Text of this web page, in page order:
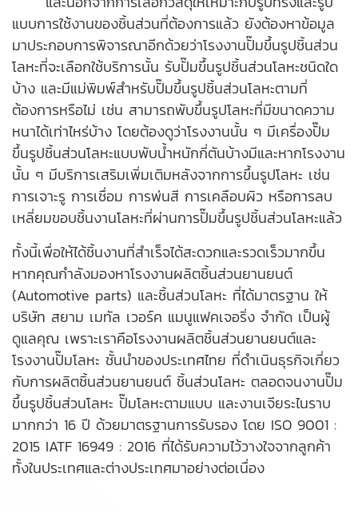
แบบการใช้งานของชิ้นส่วนที่ต้องการแล้ว ยังต้องหาข้อมูล
มาประกอบการพิจารณาอีกด้วยว่าโรงงานปั๊มขึ้นรูปชิ้นส่วน
โลหะที่จะเลือกใช้บริการนั้น รับปั๊มขึ้นรูปชิ้นส่วนโลหะชนิดใด
บ้าง และมีแม่พิมพ์สำหรับปั๊มขึ้นรูปชิ้นส่วนโลหะตามที่
ต้องการหรือไม่ เช่น สามารถพับขึ้นรูปโลหะที่มีขนาดความ
หนาได้เท่าไหร่บ้าง โดยต้องดูว่าโรงงานนั้น ๆ มีเครื่องปั๊ม
ขึ้นรูปชิ้นส่วนโลหะแบบพับน้ำหนักกี่ตันบ้างมีและหากโรงงาน
นั้น ๆ มีบริการเสริมเพิ่มเติมหลังจากการขึ้นรูปโลหะ เช่น
การเจาะรู การเชื่อม การพ่นสี การเคลือบผิว หรือการลบ
เหลี่ยมขอบชิ้นงานโลหะที่ผ่านการปั๊มขึ้นรูปชิ้นส่วนโลหะแล้ว
ทั้งนี้เพื่อให้ได้ชิ้นงานที่สำเร็จได้สะดวกและรวดเร็วมากขึ้น
หากคุณกำลังมองหาโรงงานผลิตชิ้นส่วนยานยนต์
(Automotive parts) และชิ้นส่วนโลหะ ที่ได้มาตรฐาน ให้
บริษัท สยาม เมทัล เวอร์ค แมนูแฟคเจอริ่ง จำกัด เป็นผู้
ดูแลคุณ เพราะเราคือโรงงานผลิตชิ้นส่วนยานยนต์และ
โรงงานปั๊มโลหะ ชั้นนำของประเทศไทย ที่ดำเนินธุรกิจเกี่ยว
กับการผลิตชิ้นส่วนยานยนต์ ชิ้นส่วนโลหะ ตลอดจนงานปั๊ม
ขึ้นรูปชิ้นส่วนโลหะ ปั๊มโลหะตามแบบ และงานเจียระไนราบ
มากกว่า 16 ปี ด้วยมาตรฐานการรับรอง โดย ISO 9001 :
2015 IATF 16949 : 2016 ที่ได้รับความไว้วางใจจากลูกค้า
ทั้งในประเทศและต่างประเทศมาอย่างต่อเนื่อง